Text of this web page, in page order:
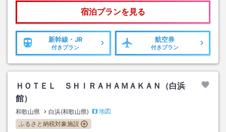
宿泊プランを見る
新幹線・JR
付きプラン
航空券
付きプラン
ＨＯＴＥＬ ＳＨＩＲＡＨＡＭＡＫＡＮ（白浜
館）
和歌山県 白浜(和歌山県)
地図
ふるさと納税対象施設